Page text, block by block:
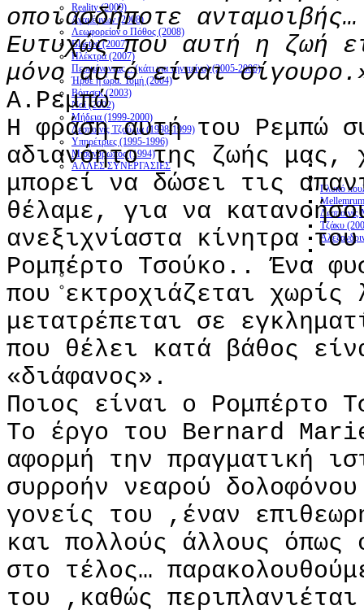
Reality (2009)
Αγαμέμνων (2008)
Λεωφορείον ο Πόθος (2008)
Blasted (2007)
Ηλέκτρα (2007)
Περιμένοντας... (κάτι για την πείνα) (2005-2006)
Ήρθε η ώρα. Τομή (2004)
Βόιτσεκ (2003)
Ναί (2002)
Μήδεια (1999-2000)
Δεσποινίς Τζούλια (1998-1999)
Υπηρέτριες (1995-1996)
Μισάνθρωπος (1994)
ΑΛΛΕΣ ΣΥΝΕΡΓΑΣΙΕΣ
Γλυκό
Τζάκυ
οποιασδήποτε ανταμοιβής…
Ευτυχώς που αυτή η ζωή
μόνο αυτό είναι
Α.Ρεμπώ
Η φράση αυτή του Ρεμπώ
αδιανόητο της ζωής μας,
μπορεί να δώσει τις
θέλαμε, για να
ανεξιχνίαστα κίνητρα
Ρομπέρτο Τσούκο.. Ένα
που εκτροχιάζεται χωρίς
μετατρέπεται σε
που θέλει κατά βάθος
«διάφανος».
Ποιος είναι ο Ρομπέρτο
Το έργο του Bernard
αφορμή την πραγματική
συρροήν νεαρού
γονείς του ,έναν
και πολλούς άλλους όπως
στο τέλος…
του ,καθώς